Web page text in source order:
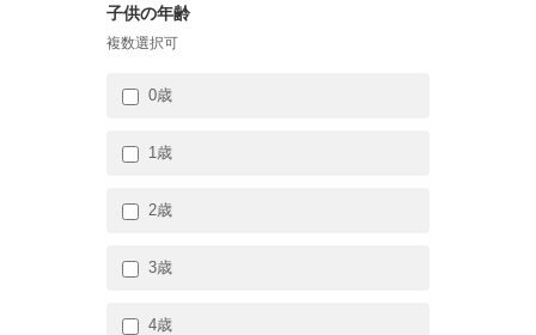
子供の年齢
複数選択可
0歳
1歳
2歳
3歳
4歳